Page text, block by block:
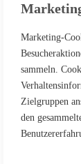
Marketing-
sammeln.
Zielgruppen
den